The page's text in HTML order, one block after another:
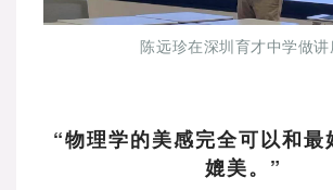
陈远珍在深圳育才中学做讲
“物理学的美感完全可以和最
媲美。”